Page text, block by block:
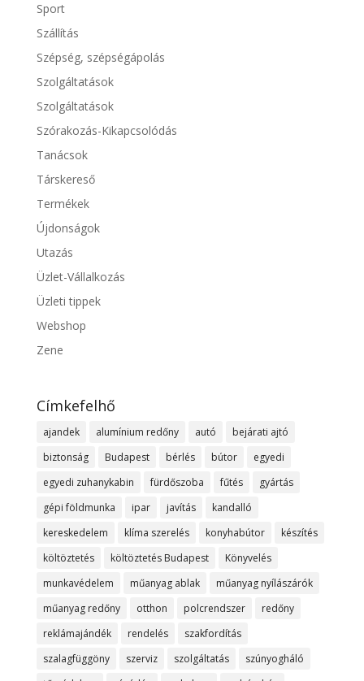
Sport
Szállítás
Szépség, szépségápolás
Szolgáltatások
Szolgáltatások
Szórakozás-Kikapcsolódás
Tanácsok
Társkereső
Termékek
Újdonságok
Utazás
Üzlet-Vállalkozás
Üzleti tippek
Webshop
Zene
Címkefelhő
ajandek alumínium redőny autó
bejárati ajtó
biztonság
Budapest bérlés bútor
egyedi
egyedi zuhanykabin
fürdőszoba fűtés
gyártás
gépi földmunka
ipar javítás
kandalló
kereskedelem
klíma szerelés konyhabútor
készítés
költöztetés
költöztetés Budapest
Könyvelés
munkavédelem
műanyag ablak
műanyag nyílászárók
műanyag redőny
otthon polcrendszer
redőny
reklámajándék
rendelés
szakfordítás
szalagfüggöny
szerviz szolgáltatás
szúnyogháló